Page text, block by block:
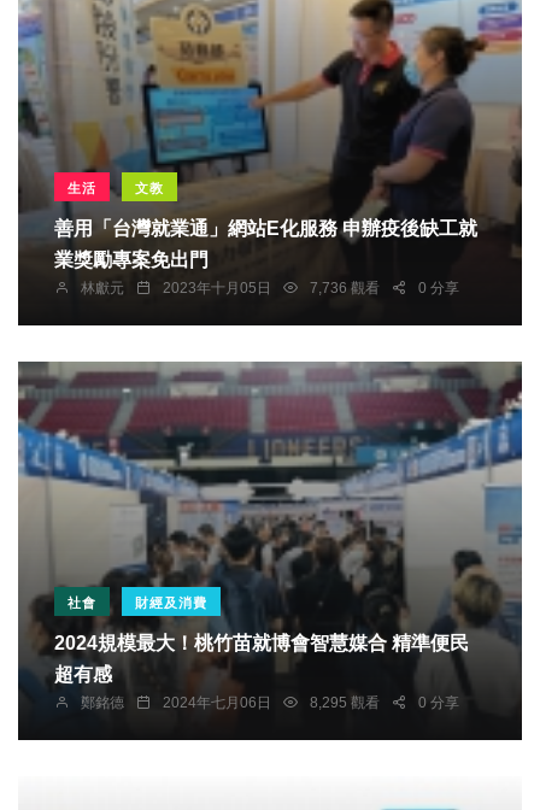
生活 文教
善用「台灣就業通」網站E化服務 申辦疫後缺工就
業獎勵專案免出門
林獻元 2023年十月05日 7,736 觀看 0 分享
社會 財經及消費
2024規模最大！桃竹苗就博會智慧媒合 精準便民
超有感
鄭銘德 2024年七月06日 8,295 觀看 0 分享